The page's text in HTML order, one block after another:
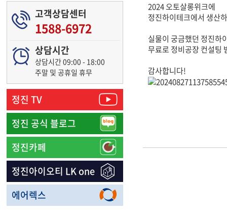
고객상담센터
1588-6972
상담시간
상담시간 09:00 - 18:00
주말 및 공휴일 휴무
정진 TV
정진 공식 블로그
정진카페
정진아이오티 LK one
에어렉스
2024 오토살롱위크에
정진하이테크에서 생산
실물이 궁금했던 정진하
무료로 정비공장 컨설팅
감사합니다!